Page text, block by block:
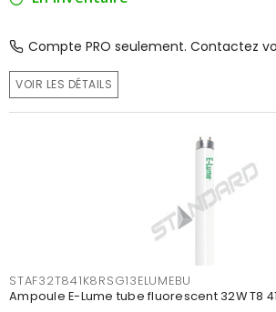
Compte PRO seulement. Contactez
VOIR LES DÉTAILS
STAF32T841K8RSG13ELUMEBU
Ampoule E-Lume tube fluorescent 32W T8